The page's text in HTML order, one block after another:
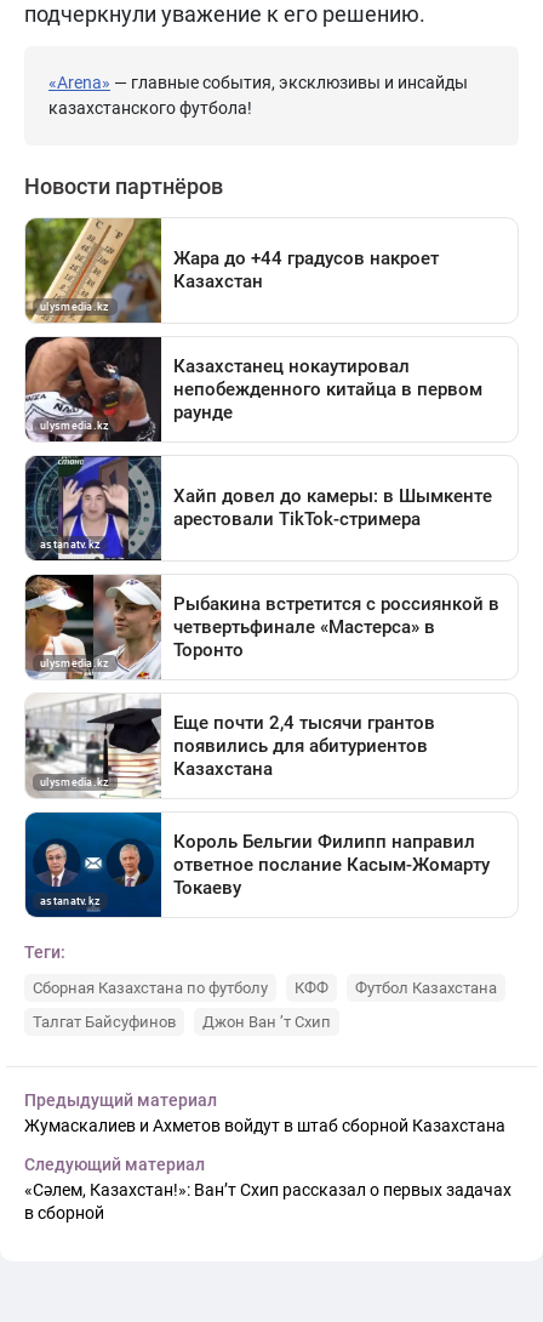
подчеркнули уважение к его решению.
«Arena» — главные события, эксклюзивы и инсайды
казахстанского футбола!
Теги:
Сборная Казахстана по футболу КФФ
Футбол Казахстана
Талгат Байсуфинов
Джон Ван ’т Схип
Предыдущий материал
Жумаскалиев и Ахметов войдут в штаб сборной Казахстана
Следующий материал
«Сәлем, Казахстан!»: Ван’т Схип рассказал о первых задачах
в сборной